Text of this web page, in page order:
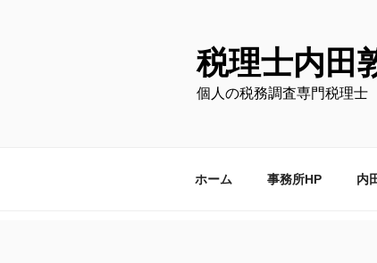
税理士内田
個人の税務調査専門税理士
ホーム 事務所HP 内